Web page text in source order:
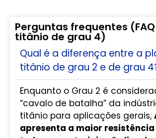
Perguntas frequentes
titânio de grau 4)
Qual é a diferença entre a
titânio de grau 2 e de grau
Enquanto o Grau 2 é
“cavalo de batalha” da
titânio para aplicações gerais,
apresenta a maior